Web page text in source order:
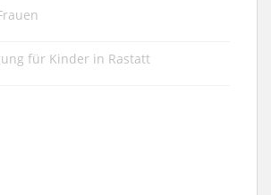
für Kinder in Rastatt